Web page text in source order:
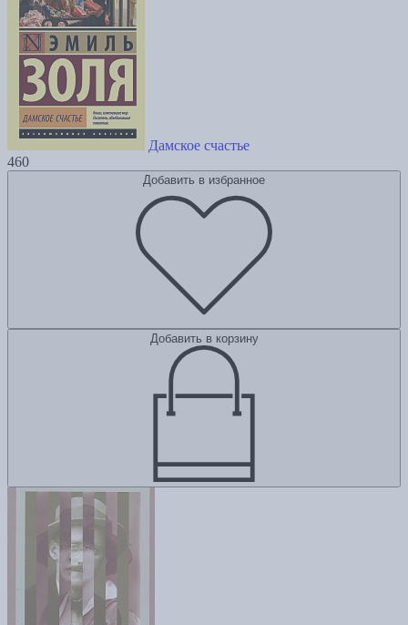
Дамское счастье
460
Добавить в избранное
Добавить в корзину